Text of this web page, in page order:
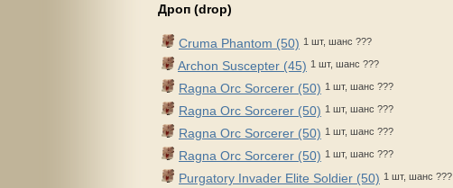
Дроп (drop)
Cruma Phantom (50) 1 шт, шанс ???
Archon Suscepter (45) 1 шт, шанс ???
Ragna Orc Sorcerer (50) 1 шт, шанс ???
Ragna Orc Sorcerer (50) 1 шт, шанс ???
Ragna Orc Sorcerer (50) 1 шт, шанс ???
Ragna Orc Sorcerer (50) 1 шт, шанс ???
Purgatory Invader Elite Soldier (50) 1 шт, шанс ???